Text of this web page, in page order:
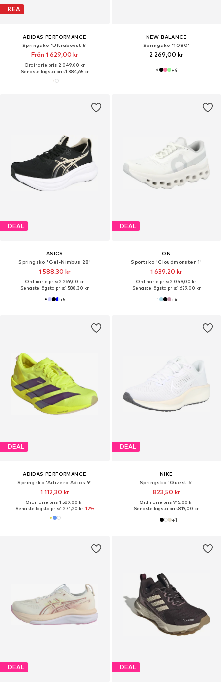
REA
ADIDAS PERFORMANCE
Springsko 'Ultraboost 5'
Från 1 629,00 kr
Ordinarie pris: 2 049,00 kr
Senaste lägsta pris:1 384,65 kr
NEW BALANCE
Springsko '1080'
2 269,00 kr
+4
DEAL
ASICS
Springsko 'Gel-Nimbus 28'
1 588,30 kr
Ordinarie pris: 2 269,00 kr
Senaste lägsta pris:1 588,30 kr
+5
DEAL
ON
Sportsko 'Cloudmonster 1'
1 639,20 kr
Ordinarie pris: 2 049,00 kr
Senaste lägsta pris:1 629,00 kr
+4
DEAL
ADIDAS PERFORMANCE
Springsko 'Adizero Adios 9'
1 112,30 kr
Ordinarie pris: 1 589,00 kr
Senaste lägsta pris:1 271,20 kr-12%
DEAL
NIKE
Springsko 'Quest 6'
823,50 kr
Ordinarie pris: 915,00 kr
Senaste lägsta pris:819,00 kr
+1
DEAL DEAL